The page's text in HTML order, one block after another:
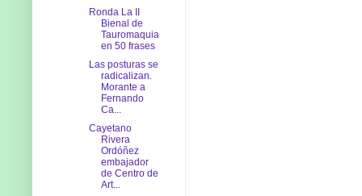
Ronda La II
Bienal de
Tauromaquia
en 50 frases
Las posturas se
radicalizan.
Morante a
Fernando
Ca...
Cayetano
Rivera
Ordóñez
embajador
de Centro de
Art...